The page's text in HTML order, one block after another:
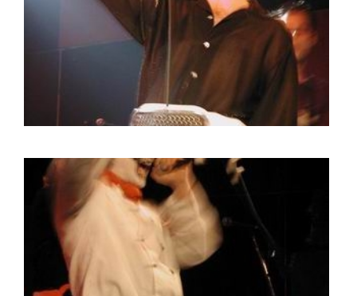
ARSEN TSKHAY
ERYN BOSMA
ESTHER
ELINE KAMMINGA
ARNOUD HEIKENS